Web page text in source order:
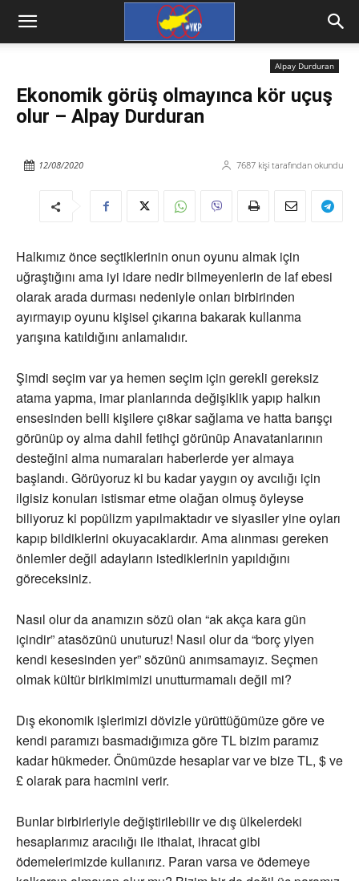
Alpay Durduran
Ekonomik görüş olmayınca kör uçuş
olur – Alpay Durduran
7687 kişi tarafından okundu
12/08/2020
Halkımız önce seçtiklerinin onun oyunu almak için
uğraştığını ama iyi idare nedir bilmeyenlerin de laf ebesi
olarak arada durması nedeniyle onları birbirinden
ayırmayıp oyunu kişisel çıkarına bakarak kullanma
yarışına katıldığını anlamalıdır.
Şimdi seçim var ya hemen seçim için gerekli gereksiz
atama yapma, imar planlarında değişiklik yapıp halkın
ensesinden belli kişilere çı8kar sağlama ve hatta barışçı
görünüp oy alma dahil fetihçi görünüp Anavatanlarının
desteğini alma numaraları haberlerde yer almaya
başlandı. Görüyoruz ki bu kadar yaygın oy avcılığı için
ilgisiz konuları istismar etme olağan olmuş öyleyse
biliyoruz ki popülizm yapılmaktadır ve siyasiler yine oyları
kapıp bildiklerini okuyacaklardır. Ama alınması gereken
önlemler değil adayların istediklerinin yapıldığını
göreceksiniz.
Nasıl olur da anamızın sözü olan “ak akça kara gün
içindir” atasözünü unuturuz! Nasıl olur da “borç yiyen
kendi kesesinden yer” sözünü anımsamayız. Seçmen
olmak kültür birikimimizi unutturmamalı değil mi?
Dış ekonomik işlerimizi dövizle yürüttüğümüze göre ve
kendi paramızı basmadığımıza göre TL bizim paramız
kadar hükmeder. Önümüzde hesaplar var ve bize TL, $ ve
£ olarak para hacmini verir.
Bunlar birbirleriyle değiştirilebilir ve dış ülkelerdeki
hesaplarımız aracılığı ile ithalat, ihracat gibi
ödemelerimizde kullanırız. Paran varsa ve ödemeye